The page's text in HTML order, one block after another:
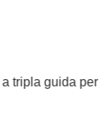
tripla guida per